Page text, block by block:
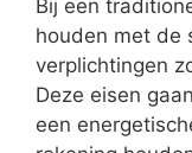
Bij een
houden met de
verplichtingen
Deze eisen
een